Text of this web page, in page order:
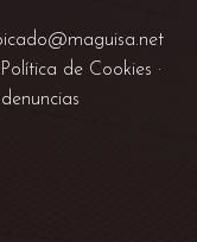
Política de Cookies ·